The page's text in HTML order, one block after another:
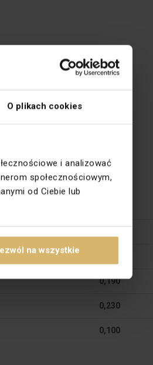
O plikach cookies
i analizować
społecznościowym,
od Ciebie lub
na wszystkie
0,190
0,230
0,100